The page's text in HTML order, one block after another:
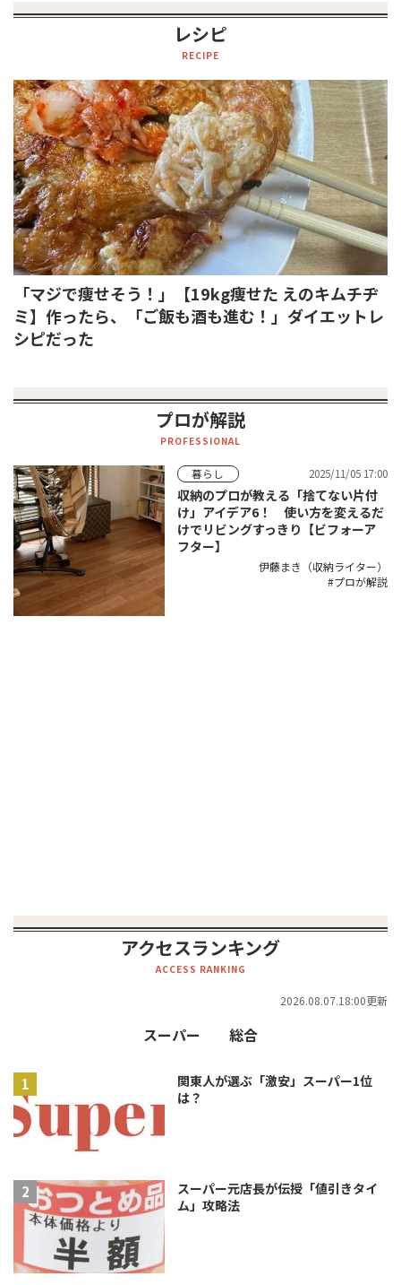
レシピ
RECIPE
「マジで痩せそう！」【19kg痩せた えのキムチヂ
ミ】作ったら、「ご飯も酒も進む！」ダイエットレ
シピだった
プロが解説
PROFESSIONAL
暮らし 2025/11/05 17:00
収納のプロが教える「捨てない片付
け」アイデア6！ 使い方を変えるだ
けでリビングすっきり【ビフォーア
フター】
伊藤まき（収納ライター）
プロが解説
アクセスランキング
ACCESS RANKING
2026.08.07.18:00更新
スーパー 総合
関東人が選ぶ「激安」スーパー1位
は？
スーパー元店長が伝授「値引きタイ
ム」攻略法